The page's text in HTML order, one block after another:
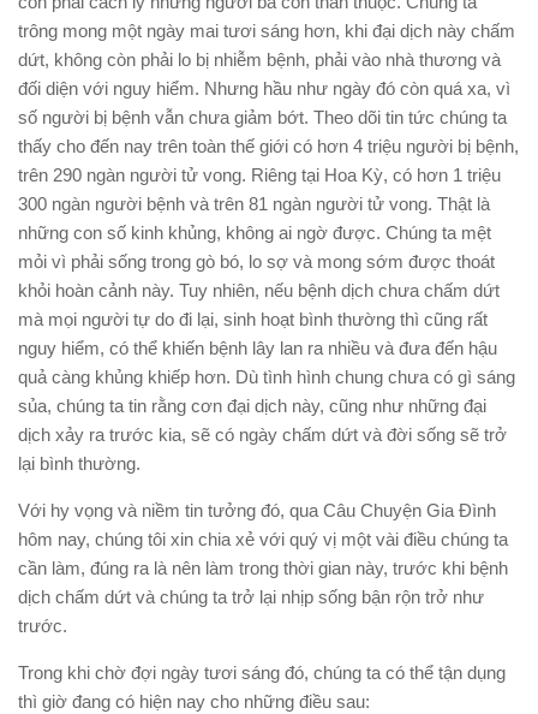
trông mong một ngày mai tươi sáng hơn, khi đại dịch này chấm
dứt, không còn phải lo bị nhiễm bệnh, phải vào nhà thương và
đối diện với nguy hiểm. Nhưng hầu như ngày đó còn quá xa, vì
số người bị bệnh vẫn chưa giảm bớt. Theo dõi tin tức chúng ta
thấy cho đến nay trên toàn thế giới có hơn 4 triệu người bị bệnh,
trên 290 ngàn người tử vong. Riêng tại Hoa Kỳ, có hơn 1 triệu
300 ngàn người bệnh và trên 81 ngàn người tử vong. Thật là
những con số kinh khủng, không ai ngờ được. Chúng ta mệt
mỏi vì phải sống trong gò bó, lo sợ và mong sớm được thoát
khỏi hoàn cảnh này. Tuy nhiên, nếu bệnh dịch chưa chấm dứt
mà mọi người tự do đi lại, sinh hoạt bình thường thì cũng rất
nguy hiểm, có thể khiến bệnh lây lan ra nhiều và đưa đến hậu
quả càng khủng khiếp hơn. Dù tình hình chung chưa có gì sáng
sủa, chúng ta tin rằng cơn đại dịch này, cũng như những đại
dịch xảy ra trước kia, sẽ có ngày chấm dứt và đời sống sẽ trở
lại bình thường.
Với hy vọng và niềm tin tưởng đó, qua Câu Chuyện Gia Đình
hôm nay, chúng tôi xin chia xẻ với quý vị một vài điều chúng ta
cần làm, đúng ra là nên làm trong thời gian này, trước khi bệnh
dịch chấm dứt và chúng ta trở lại nhịp sống bận rộn trở như
trước.
Trong khi chờ đợi ngày tươi sáng đó, chúng ta có thể tận dụng
thì giờ đang có hiện nay cho những điều sau: